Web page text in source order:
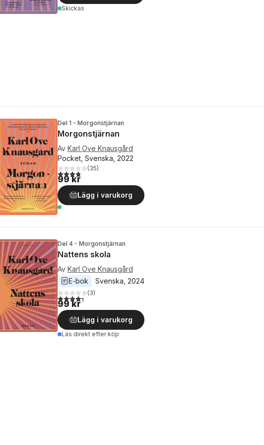
Skickas
Del 1 - Morgonstjärnan
Morgonstjärnan
Av Karl Ove Knausgård
Pocket, Svenska, 2022
3,8utav 5 stjärnor. Totalt antal röster:
(35)
99 kr
Lägg i varukorg
Del 4 - Morgonstjärnan
Nattens skola
Av Karl Ove Knausgård
E-bok
Svenska 2024
4,3utav 5 stjärnor. Totalt antal röster:
(3)
99 kr
Lägg i varukorg
Läs direkt efter köp